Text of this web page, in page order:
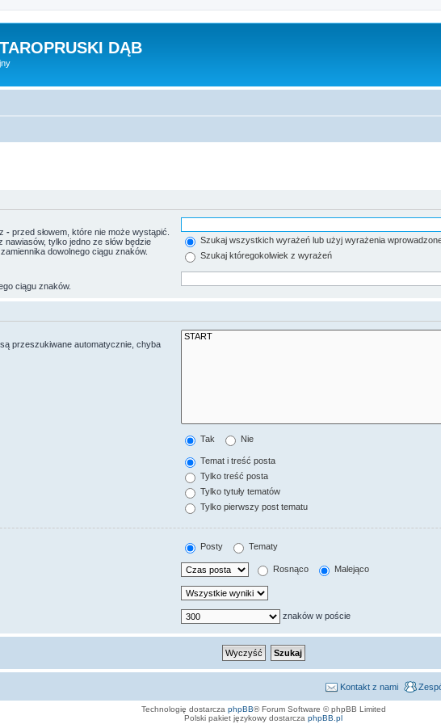
DĄB
- przed słowem, które nie może wystąpić.
nawiasów, tylko jedno ze słów będzie
dowolnego ciągu znaków.
Szukaj wszystkich wyrażeń lub użyj wyrażenia
Szukaj któregokolwiek z wyrażeń
ciągu znaków.
przeszukiwane automatycznie, chyba
Tak Nie
Temat i treść posta
Tylko treść posta
Tylko tytuły tematów
Tylko pierwszy post tematu
Posty Tematy
Rosnąco Malejąco
znaków w poście
Kontakt z nami
Technologię dostarcza phpBB® Forum Software © phpBB Limited
Polski pakiet językowy dostarcza phpBB.pl